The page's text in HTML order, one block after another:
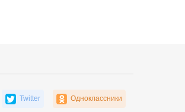
Twitter Одноклассники